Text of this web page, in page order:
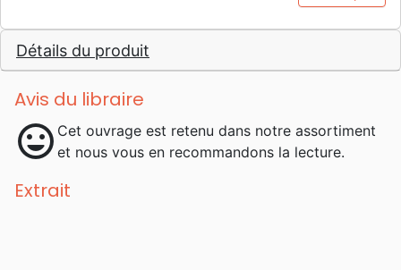
bénévoles pour plusieurs missions depuis
2000. Interviews et articles pour christian-
leaders.net. Quelques-uns de mes hobbys
Nordic-walking, jardinage, piano,
aquariophilie, lecture... Pourquoi j'écris
apporte comme changements de vie. IL est
celui qui donne un happy end aux histoires
Détails du produit
Avis du libraire
mood Cet ouvrage est retenu dans notre assortiment
et nous vous en recommandons la lecture.
Extrait